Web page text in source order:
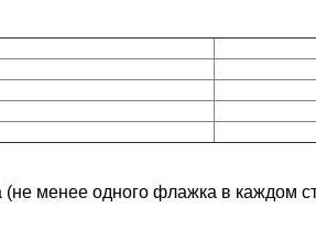
менее одного флажка в каждом